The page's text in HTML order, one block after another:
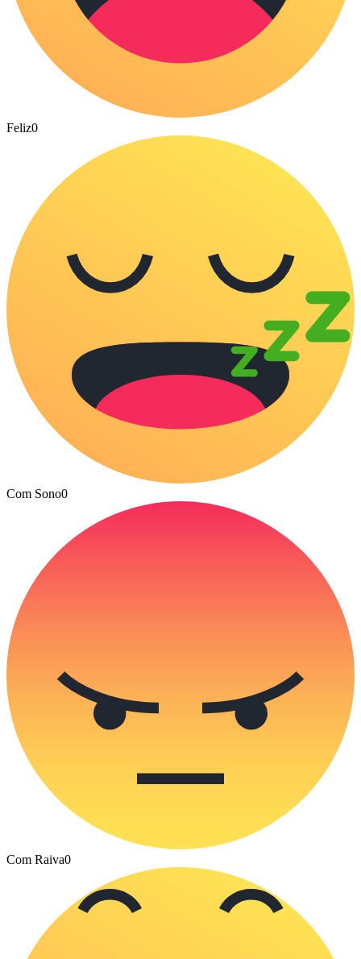
Feliz0
Com Sono0
Com Raiva0